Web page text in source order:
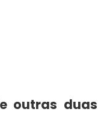
outras duas